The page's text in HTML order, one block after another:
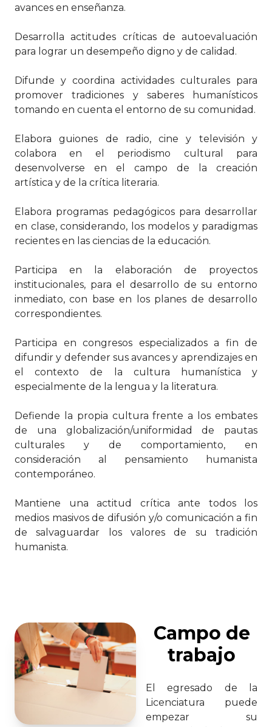
avances en enseñanza.
Desarrolla actitudes críticas de autoevaluación
para lograr un desempeño digno y de calidad.
Difunde y coordina actividades culturales para
promover tradiciones y saberes humanísticos
tomando en cuenta el entorno de su comunidad.
Elabora guiones de radio, cine y televisión y
colabora en el periodismo cultural para
desenvolverse en el campo de la creación
artística y de la crítica literaria.
Elabora programas pedagógicos para desarrollar
en clase, considerando, los modelos y paradigmas
recientes en las ciencias de la educación.
Participa en la elaboración de proyectos
institucionales, para el desarrollo de su entorno
inmediato, con base en los planes de desarrollo
correspondientes.
Participa en congresos especializados a fin de
difundir y defender sus avances y aprendizajes en
el contexto de la cultura humanística y
especialmente de la lengua y la literatura.
Defiende la propia cultura frente a los embates
de una globalización/uniformidad de pautas
culturales y de comportamiento, en
consideración al pensamiento humanista
contemporáneo.
Mantiene una actitud crítica ante todos los
medios masivos de difusión y/o comunicación a fin
de salvaguardar los valores de su tradición
humanista.
Campo de
trabajo
El egresado de la
Licenciatura puede
empezar su